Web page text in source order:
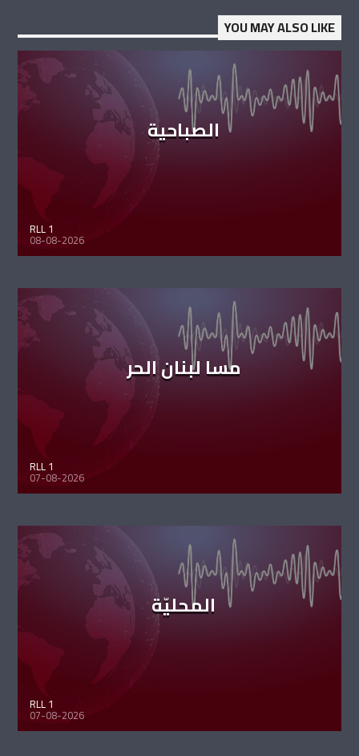
YOU MAY ALSO LIKE
الصباحية
RLL 1
08-08-2026
مسا لبنان الحر
RLL 1
07-08-2026
المحليّة
RLL 1
07-08-2026